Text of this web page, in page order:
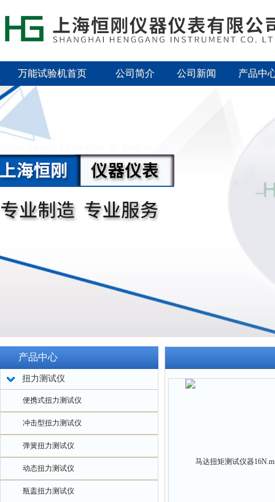
万能试验机首页 公司简介 公司新闻 产品中
产品中心
扭力测试仪
便携式扭力测试仪
冲击型扭力测试仪
弹簧扭力测试仪
动态扭力测试仪
瓶盖扭力测试仪